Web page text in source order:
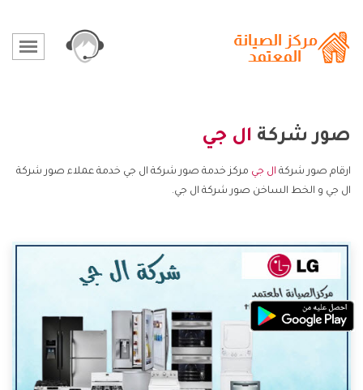
صور شركة ال جي
ارقام صور شركة ال جي مركز خدمة صور شركة ال جي خدمة عملاء صور شركة
ال جي و الخط الساخن صور شركة ال جي.